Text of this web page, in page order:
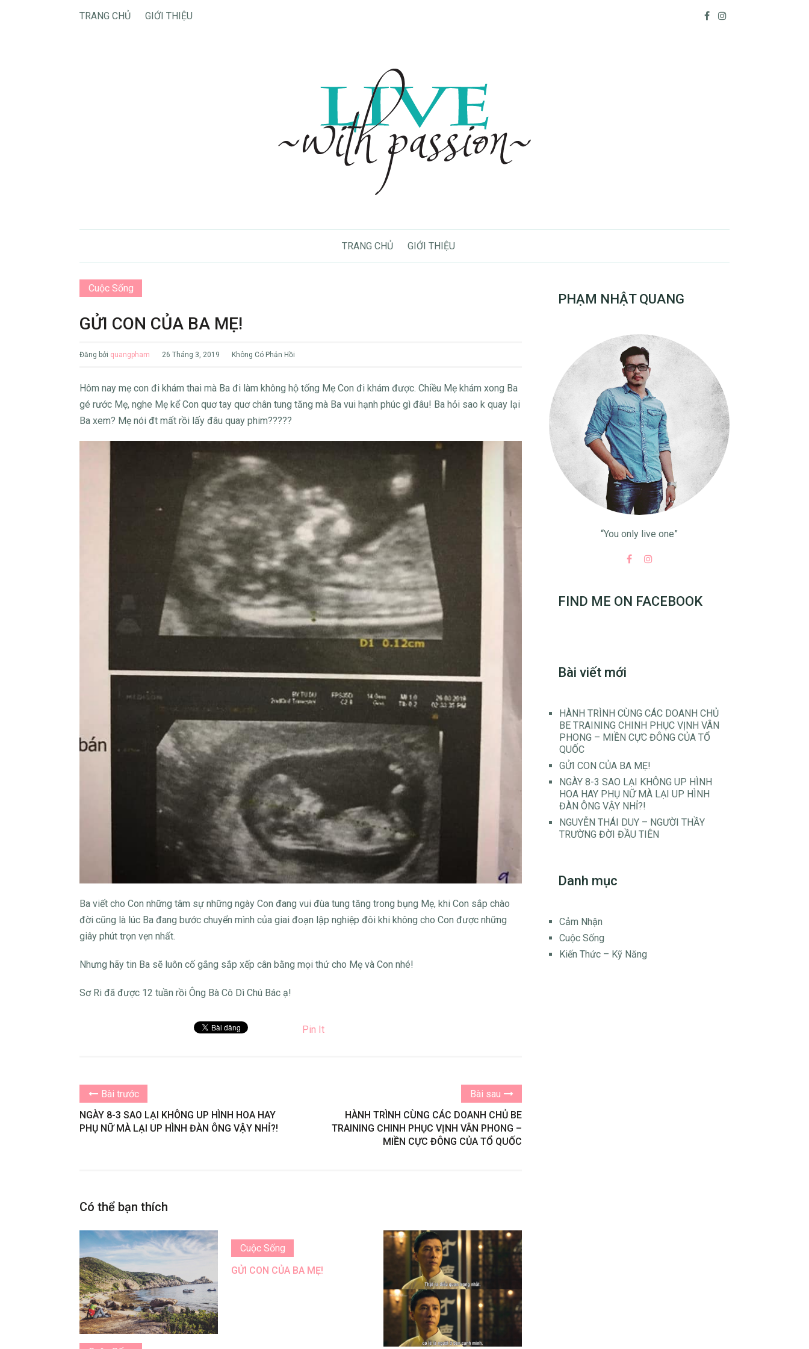
TRANG CHỦ GIỚI THIỆU
TRANG CHỦ GIỚI THIỆU
Cuộc Sống
GỬI CON CỦA BA MẸ!
Đăng bởi quangpham 26 Tháng 3, 2019 Không Có Phản Hồi
Hôm nay mẹ con đi khám thai mà Ba đi làm không hộ tống Mẹ Con đi khám được. Chiều Mẹ khám xong Ba
gé rước Mẹ, nghe Mẹ kể Con quơ tay quơ chân tung tăng mà Ba vui hạnh phúc gì đâu! Ba hỏi sao k quay lại
Ba xem? Mẹ nói đt mất rồi lấy đâu quay phim?????
Ba viết cho Con những tâm sự những ngày Con đang vui đùa tung tăng trong bụng Mẹ, khi Con sắp chào
đời cũng là lúc Ba đang bước chuyển mình của giai đoạn lập nghiệp đôi khi không cho Con được những
giây phút trọn vẹn nhất.
Nhưng hãy tin Ba sẽ luôn cố gắng sắp xếp cân bằng mọi thứ cho Mẹ và Con nhé!
Sơ Ri đã được 12 tuần rồi Ông Bà Cô Dì Chú Bác ạ!
Pin It
Bài trước
NGÀY 8-3 SAO LẠI KHÔNG UP HÌNH HOA HAY
PHỤ NỮ MÀ LẠI UP HÌNH ĐÀN ÔNG VẬY NHỈ?!
Bài sau
HÀNH TRÌNH CÙNG CÁC DOANH CHỦ BE
TRAINING CHINH PHỤC VỊNH VÂN PHONG –
MIỀN CỰC ĐÔNG CỦA TỔ QUỐC
Có thể bạn thích
Cuộc Sống
GỬI CON CỦA BA MẸ!
PHẠM NHẬT QUANG
“You only live one”
FIND ME ON FACEBOOK
Bài viết mới
HÀNH TRÌNH CÙNG CÁC DOANH CHỦ
BE TRAINING CHINH PHỤC VỊNH VÂN
PHONG – MIỀN CỰC ĐÔNG CỦA TỔ
QUỐC
GỬI CON CỦA BA MẸ!
NGÀY 8-3 SAO LẠI KHÔNG UP HÌNH
HOA HAY PHỤ NỮ MÀ LẠI UP HÌNH
ĐÀN ÔNG VẬY NHỈ?!
NGUYỄN THÁI DUY – NGƯỜI THẦY
TRƯỜNG ĐỜI ĐẦU TIÊN
Danh mục
Cảm Nhận
Cuộc Sống
Kiến Thức – Kỹ Năng